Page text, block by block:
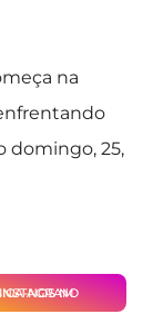
na
domingo, 25,
NOS NO INSTAGRAM